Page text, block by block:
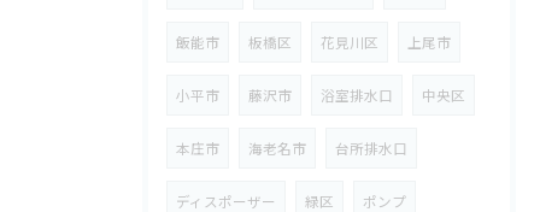
飯能市 板橋区 花見川区 上尾市
小平市 藤沢市 浴室排水口 中央区
本庄市 海老名市 台所排水口
ディスポーザー 緑区 ポンプ